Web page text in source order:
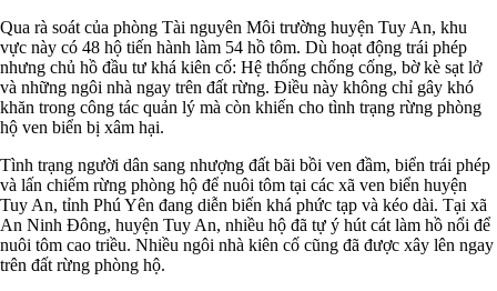
Qua rà soát của phòng Tài nguyên Môi trường huyện Tuy An, khu
vực này có 48 hộ tiến hành làm 54 hồ tôm. Dù hoạt động trái phép
nhưng chủ hồ đầu tư khá kiên cố: Hệ thống chống cống, bờ kè sạt lở
và những ngôi nhà ngay trên đất rừng. Điều này không chỉ gây khó
khăn trong công tác quản lý mà còn khiến cho tình trạng rừng phòng
hộ ven biển bị xâm hại.
Tình trạng người dân sang nhượng đất bãi bồi ven đầm, biển trái phép
và lấn chiếm rừng phòng hộ để nuôi tôm tại các xã ven biển huyện
Tuy An, tỉnh Phú Yên đang diễn biến khá phức tạp và kéo dài. Tại xã
An Ninh Đông, huyện Tuy An, nhiều hộ đã tự ý hút cát làm hồ nổi để
nuôi tôm cao triều. Nhiều ngôi nhà kiên cố cũng đã được xây lên ngay
trên đất rừng phòng hộ.